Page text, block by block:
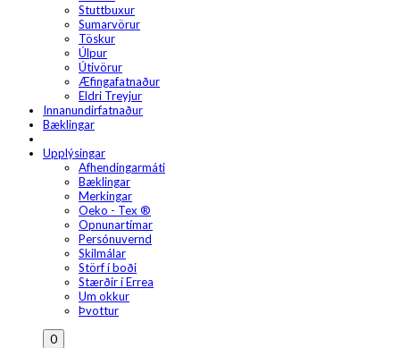
Stuttbuxur
Sumarvörur
Töskur
Úlpur
Útivörur
Æfingafatnaður
Eldri Treyjur
Innanundirfatnaður
Bæklingar
Upplýsingar
Afhendingarmáti
Bæklingar
Merkingar
Oeko - Tex ®
Opnunartímar
Persónuvernd
Skilmálar
Störf í boði
Stærðir í Errea
Um okkur
Þvottur
0